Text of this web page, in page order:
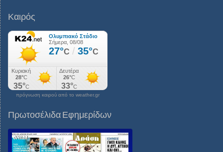
Καιρός
πρόγνωση καιρού από το weather.gr
Πρωτοσέλιδα Εφημερίδων